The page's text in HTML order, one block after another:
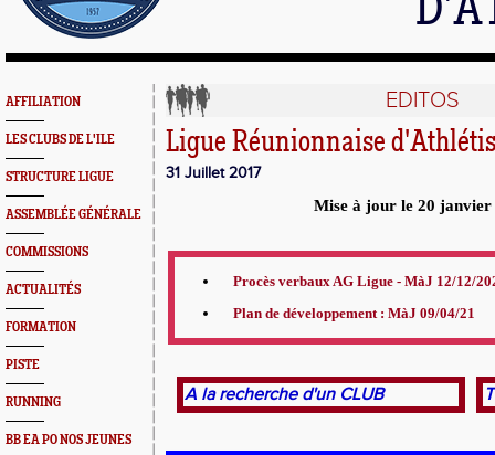
AFFILIATION
LES CLUBS DE L'ILE
STRUCTURE LIGUE
ASSEMBLÉE GÉNÉRALE
COMMISSIONS
ACTUALITÉS
FORMATION
PISTE
RUNNING
BB EA PO NOS JEUNES
EDITOS
Ligue Réunionnaise
31 Juillet 2017
Mise à jour le 20 janvier
Procès verbaux AG Ligue - MàJ 12/12/
Plan de développement : MàJ 09/04/21
A la recherche d'un CLUB